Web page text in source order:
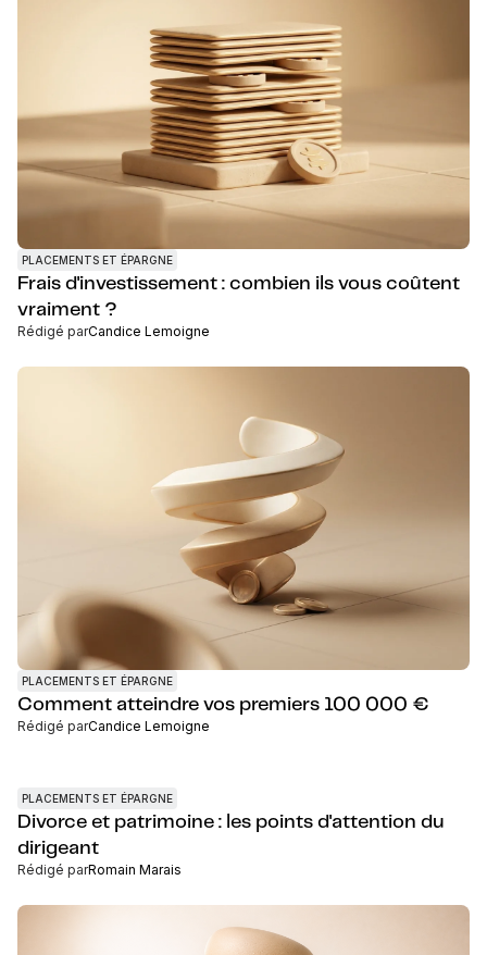
PLACEMENTS ET ÉPARGNE
Frais d'investissement : combien ils vous coûtent
vraiment ?
Rédigé parCandice Lemoigne
PLACEMENTS ET ÉPARGNE
Comment atteindre vos premiers 100 000 €
Rédigé parCandice Lemoigne
PLACEMENTS ET ÉPARGNE
Divorce et patrimoine : les points d'attention du
dirigeant
Rédigé parRomain Marais